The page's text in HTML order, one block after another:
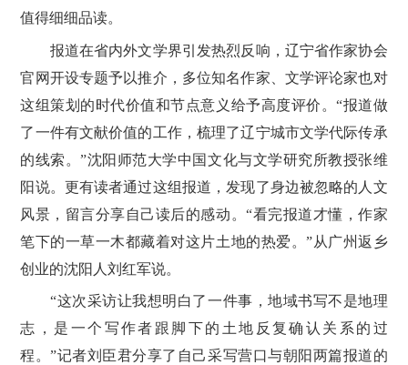
值得细细品读。
报道在省内外文学界引发热烈反响，辽宁省作家协会
官网开设专题予以推介，多位知名作家、文学评论家也对
这组策划的时代价值和节点意义给予高度评价。“报道做
了一件有文献价值的工作，梳理了辽宁城市文学代际传承
的线索。”沈阳师范大学中国文化与文学研究所教授张维
阳说。更有读者通过这组报道，发现了身边被忽略的人文
风景，留言分享自己读后的感动。“看完报道才懂，作家
笔下的一草一木都藏着对这片土地的热爱。”从广州返乡
创业的沈阳人刘红军说。
“这次采访让我想明白了一件事，地域书写不是地理
志，是一个写作者跟脚下的土地反复确认关系的过
程。”记者刘臣君分享了自己采写营口与朝阳两篇报道的